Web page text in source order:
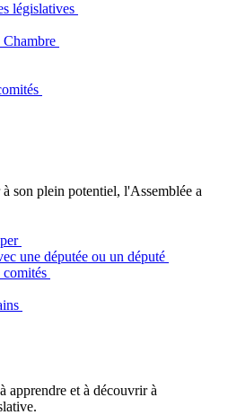
législatives
Chambre
son plein potentiel, l'Assemblée a
une députée ou un député
apprendre et à découvrir à